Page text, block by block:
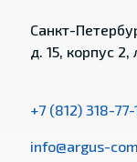
Санкт-
д. 15, корпус 2,
+7 (812) 318-77-
info@argus-